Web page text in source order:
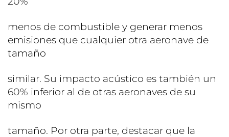
menos de combustible y generar menos
emisiones que cualquier otra aeronave de
tamaño
similar. Su impacto acústico es también un
60% inferior al de otras aeronaves de su
mismo
tamaño. Por otra parte, destacar que la